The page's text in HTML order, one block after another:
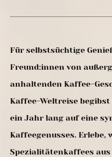
Für selbstsüchtige
Freund:innen von
anhaltenden Kaffee-
Kaffee-Weltreise
ein Jahr lang auf eine
Kaffeegenusses. Erlebe,
Spezialitätenkaffees